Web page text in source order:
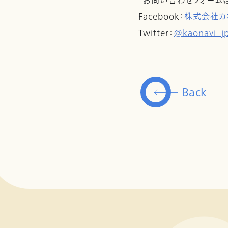
Facebook：株式会社カ
Twitter：
Back